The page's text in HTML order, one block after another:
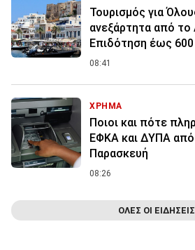
Τουρισμός για
ανεξάρτητα από
Επιδότηση έως
08:41
ΧΡΗΜΑ
Ποιοι και πότε
ΕΦΚΑ και ΔΥΠΑ από
Παρασκευή
08:26
ΟΛΕΣ ΟΙ ΕΙΔΗΣΕΙΣ